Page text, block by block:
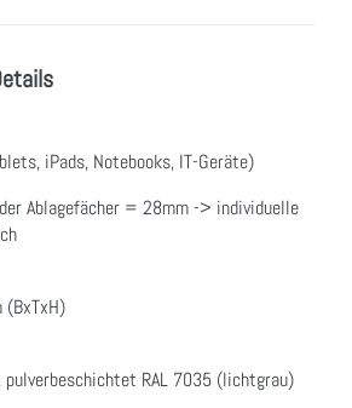
iPads, Notebooks, IT-Geräte)
Ablagefächer = 28mm -> individuelle
pulverbeschichtet RAL 7035 (lichtgrau)